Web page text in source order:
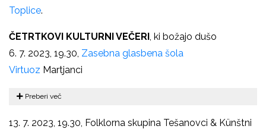
Toplice.
ČETRTKOVI KULTURNI VEČERI, ki božajo dušo
6. 7. 2023, 19.30, Zasebna glasbena šola
Virtuoz Martjanci
Preberi več
13. 7. 2023, 19.30, Folklorna skupina Tešanovci & Künštni